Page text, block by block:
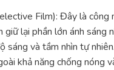
Film): Đây là công
lại phần lớn ánh sáng
sáng và tầm nhìn tự nhiên.
khả năng chống nóng